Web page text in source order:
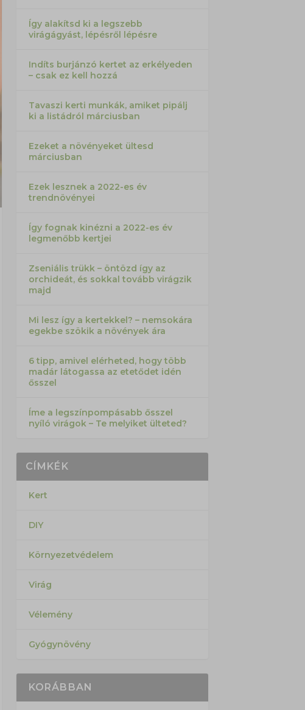
Így alakítsd ki a legszebb
virágágyást, lépésről lépésre
Indíts burjánzó kertet az erkélyeden
– csak ez kell hozzá
Tavaszi kerti munkák, amiket pipálj
ki a listádról márciusban
Ezeket a növényeket ültesd
márciusban
Ezek lesznek a 2022-es év
trendnövényei
Így fognak kinézni a 2022-es év
legmenőbb kertjei
Zseniális trükk – öntözd így az
orchideát, és sokkal tovább virágzik
majd
Mi lesz így a kertekkel? – nemsokára
egekbe szökik a növények ára
6 tipp, amivel elérheted, hogy több
madár látogassa az etetődet idén
ősszel
Íme a legszínpompásabb ősszel
nyíló virágok – Te melyiket ülteted?
CÍMKÉK
Kert
DIY
Környezetvédelem
Virág
Vélemény
Gyógynövény
KORÁBBAN